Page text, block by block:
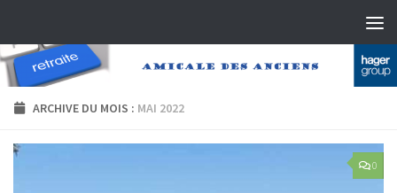
ARCHIVE DU MOIS : MAI 2022
0